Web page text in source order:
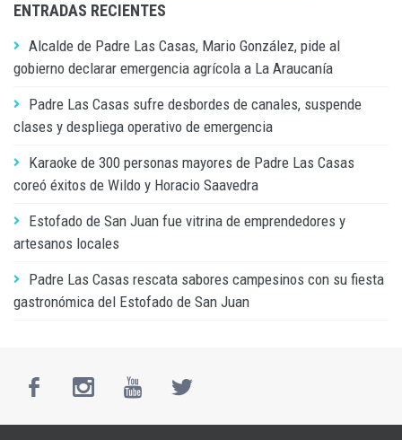
ENTRADAS RECIENTES
Alcalde de Padre Las Casas, Mario González, pide al
gobierno declarar emergencia agrícola a La Araucanía
Padre Las Casas sufre desbordes de canales, suspende
clases y despliega operativo de emergencia
Karaoke de 300 personas mayores de Padre Las Casas
coreó éxitos de Wildo y Horacio Saavedra
Estofado de San Juan fue vitrina de emprendedores y
artesanos locales
Padre Las Casas rescata sabores campesinos con su fiesta
gastronómica del Estofado de San Juan